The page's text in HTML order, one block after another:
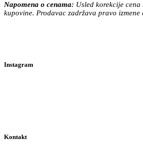
Napomena o cenama: Usled korekcije
kupovine. Prodavac zadržava pravo
Instagram
Kontakt